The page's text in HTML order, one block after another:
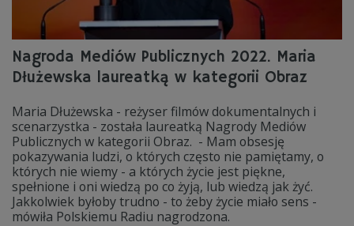
Nagroda Mediów Publicznych 2022. Maria
Dłużewska laureatką w kategorii Obraz
Maria Dłużewska - reżyser filmów dokumentalnych i
scenarzystka - została laureatką Nagrody Mediów
Publicznych w kategorii Obraz. - Mam obsesję
pokazywania ludzi, o których często nie pamiętamy, o
których nie wiemy - a których życie jest piękne,
spełnione i oni wiedzą po co żyją, lub wiedzą jak żyć.
Jakkolwiek byłoby trudno - to żeby życie miało sens -
mówiła Polskiemu Radiu nagrodzona.